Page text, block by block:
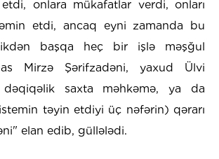
onlara mükafatlar verdi, onları
etdi, ancaq eyni zamanda bu
başqa heç bir işlə məşğul
Mirzə Şərifzadəni, yaxud Ülvi
dəqiqəlik saxta məhkəmə, ya da
təyin etdiyi üç nəfərin) qərarı
elan edib, güllələdi.